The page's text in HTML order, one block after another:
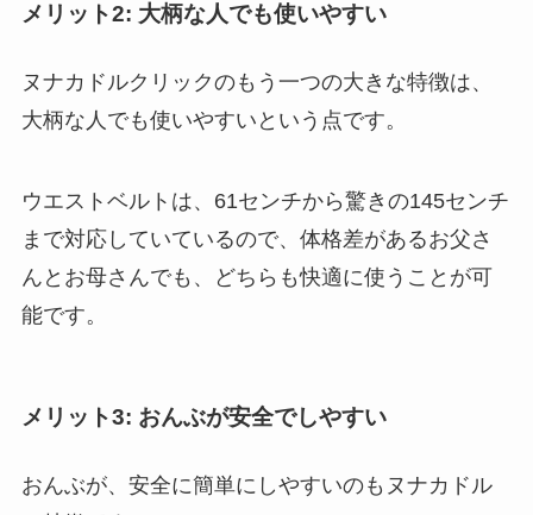
メリット2: 大柄な人でも使いやすい
ヌナカドルクリックのもう一つの大きな特徴は、
大柄な人でも使いやすいという点です。
ウエストベルトは、61センチから驚きの145センチ
まで対応していているので、体格差があるお父さ
んとお母さんでも、どちらも快適に使うことが可
能です。
メリット3: おんぶが安全でしやすい
おんぶが、安全に簡単にしやすいのもヌナカドル